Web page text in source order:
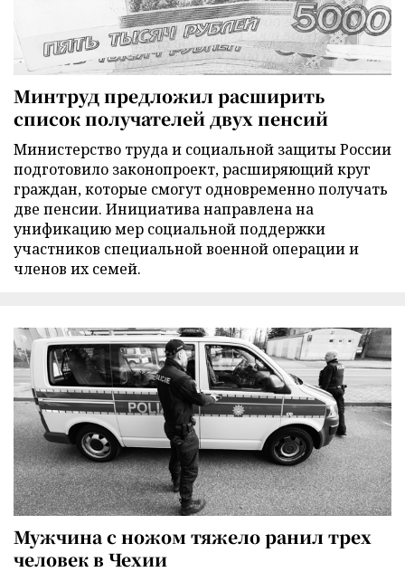
Минтруд предложил расширить
список получателей двух пенсий
Министерство труда и социальной защиты России
подготовило законопроект, расширяющий круг
граждан, которые смогут одновременно получать
две пенсии. Инициатива направлена на
унификацию мер социальной поддержки
участников специальной военной операции и
членов их семей.
Мужчина с ножом тяжело ранил трех
человек в Чехии